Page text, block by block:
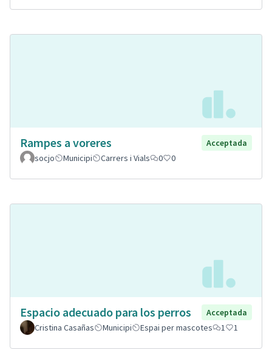
Rampes a voreres
Acceptada
socjo
Municipi Carrers i Vials 0 0
Espacio adecuado para los perros
Acceptada
Cristina Casañas
Municipi Espai per mascotes 1 1